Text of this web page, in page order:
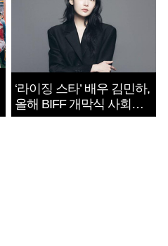
‘라이징 스타’ 배우 김민하,
올해 BIFF 개막식 사회자
확정